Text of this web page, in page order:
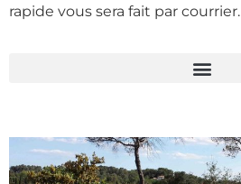
rapide vous sera fait par courrier.